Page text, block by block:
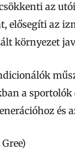
az
elősegíti az
környezet
a
és